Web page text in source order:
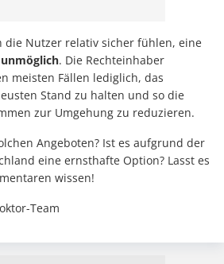
die Nutzer relativ sicher fühlen, eine
. Die Rechteinhaber
meisten Fällen lediglich, das
Stand zu halten und so die
zur Umgehung zu reduzieren.
Angeboten? Ist es aufgrund der
eine ernsthafte Option? Lasst es
wissen!
Team